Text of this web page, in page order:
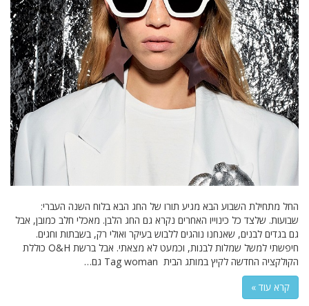
החל מתחילת השבוע הבא מגיע תורו של החג הבא בלוח השנה העברי:
שבועות. שלצד כל כינוייו האחרים נקרא גם החג הלבן. מאכלי חלב כמובן, אבל
גם בגדים לבנים, שאנחנו נוהגים ללבוש בעיקר ואולי רק, בשבתות וחגים.
חיפשתי למשל שמלות לבנות, וכמעט לא מצאתי. אבל ברשת O&H כוללת
הקולקציה החדשה לקיץ במותג הבית Tag woman גם…
קרא עוד »